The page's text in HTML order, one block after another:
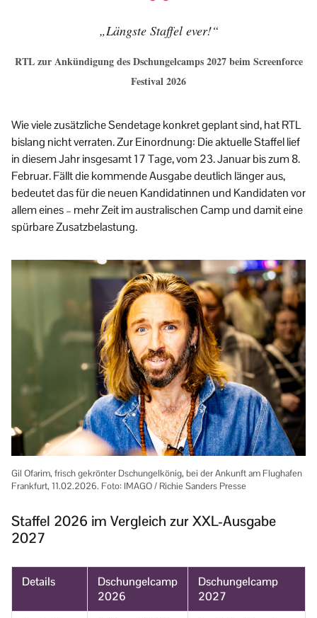
„Längste Staffel ever!“
RTL zur Ankündigung des Dschungelcamps 2027 beim Screenforce
Festival 2026
Wie viele zusätzliche Sendetage konkret geplant sind, hat RTL
bislang nicht verraten. Zur Einordnung: Die aktuelle Staffel lief
in diesem Jahr insgesamt 17 Tage, vom 23. Januar bis zum 8.
Februar. Fällt die kommende Ausgabe deutlich länger aus,
bedeutet das für die neuen Kandidatinnen und Kandidaten vor
allem eines – mehr Zeit im australischen Camp und damit eine
spürbare Zusatzbelastung.
Gil Ofarim, frisch gekrönter Dschungelkönig, bei der Ankunft am Flughafen
Frankfurt, 11.02.2026. Foto: IMAGO / Richie Sanders Presse
Staffel 2026 im Vergleich zur XXL-Ausgabe
2027
Details
Dschungelcamp
2026
Dschungelcamp
2027